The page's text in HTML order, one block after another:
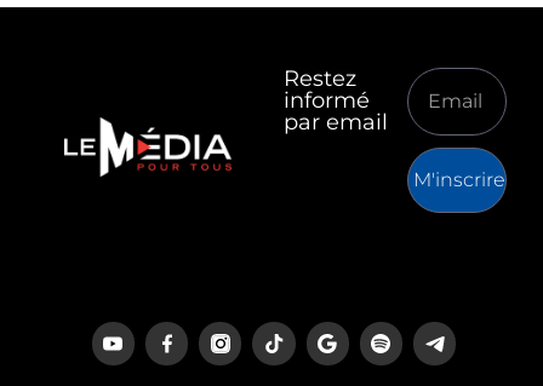
Restez
informé
par email
M'inscrire